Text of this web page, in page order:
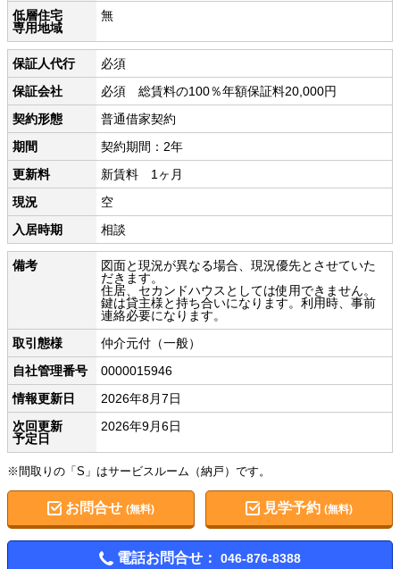
低層住宅
専用地域
無
保証人代行
必須
保証会社
必須 総賃料の100％年額保証料20,000円
契約形態
普通借家契約
期間
契約期間：2年
更新料
新賃料 1ヶ月
現況
空
入居時期
相談
備考
図面と現況が異なる場合、現況優先とさせていた
だきます。
住居、セカンドハウスとしては使用できません。
鍵は貸主様と持ち合いになります。利用時、事前
連絡必要になります。
取引態様
仲介元付（一般）
自社管理番号
0000015946
情報更新日
2026年8月7日
次回更新
予定日
2026年9月6日
※間取りの「S」はサービスルーム（納戸）です。
お問合せ (無料) 見学予約(無料)
電話お問合せ： 046-876-8388